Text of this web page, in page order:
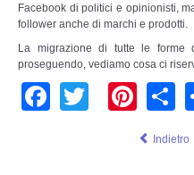
Digital Intelligence
Indagini su computer
Facebook di politici e opinionisti,
follower anche di marchi e prodotti.
La migrazione di tutte le forme
proseguendo, vediamo cosa ci
Facebook
Twitter
Indietro